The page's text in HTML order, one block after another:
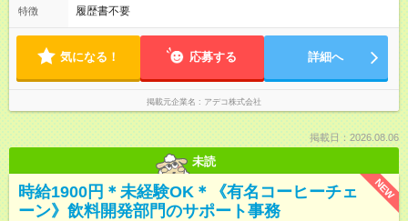
特徴 履歴書不要
気になる！ 応募する 詳細へ
掲載元企業名 アデコ株式会社
掲載日：2026.08.06
未読
NEW
時給1900円＊未経験OK＊《有名コーヒーチェ
ーン》飲料開発部門のサポート事務